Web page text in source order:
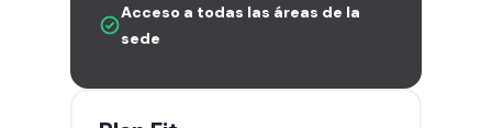
Acceso a todas las áreas de la
sede